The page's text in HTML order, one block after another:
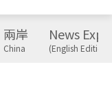
兩岸
China
News
(English Edition)